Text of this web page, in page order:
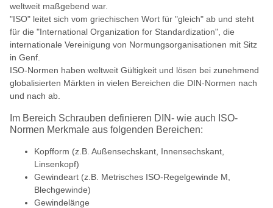
weltweit maßgebend war.
"ISO" leitet sich vom griechischen Wort für "gleich" ab und steht
für die "International Organization for Standardization", die
internationale Vereinigung von Normungsorganisationen mit Sitz
in Genf.
ISO-Normen haben weltweit Gültigkeit und lösen bei zunehmend
globalisierten Märkten in vielen Bereichen die DIN-Normen nach
und nach ab.
Im Bereich Schrauben definieren DIN- wie auch ISO-
Normen Merkmale aus folgenden Bereichen:
Kopfform (z.B. Außensechskant, Innensechskant,
Linsenkopf)
Gewindeart (z.B. Metrisches ISO-Regelgewinde M,
Blechgewinde)
Gewindelänge